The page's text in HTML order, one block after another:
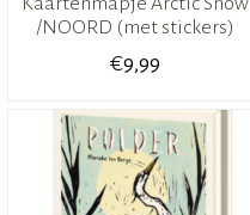
/NOORD (met stickers)
€9,99